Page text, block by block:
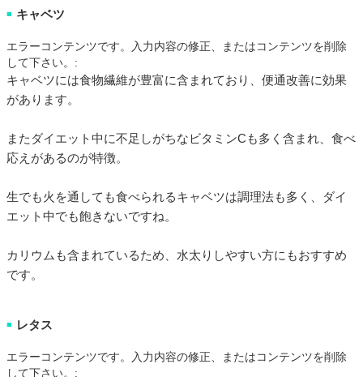
■ キャベツ
エラーコンテンツです。入力内容の修正、またはコンテンツを削除
して下さい。:
キャベツには食物繊維が豊富に含まれており、便通改善に効果
があります。
またダイエット中に不足しがちなビタミンCも多く含まれ、食べ
応えがあるのが特徴。
生でも火を通しても食べられるキャベツは調理法も多く、ダイ
エット中でも飽きないですね。
カリウムも含まれているため、水太りしやすい方にもおすすめ
です。
■ レタス
エラーコンテンツです。入力内容の修正、またはコンテンツを削除
して下さい。: